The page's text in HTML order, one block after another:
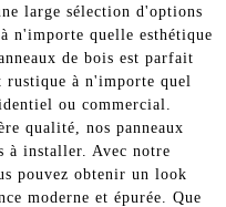
large sélection d'options
n'importe quelle esthétique
de bois est parfait
rustique à n'importe quel
ou commercial.
qualité, nos panneaux
à installer. Avec notre
pouvez obtenir un look
moderne et épurée. Que